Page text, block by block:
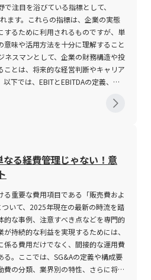
より算出され、プラスであれば企業
していると判断されます。 EVAの
表現されます。EVA = NOPAT - 投下
式が意味するのは、企業が本業で生
ら、その運用に必要な費用を差し引い
。また、別の表現として、EVAは
× 投下資本とも表すことがで
業の投資成果がより明確に評価されま
れば、真の評価はマイナスである
のように、EVAは経営戦略の見直し
意思決定において有用な指標として
が、その計算方法や実務上の適用に
。まず、EVAの算出には会計上の調
究開発費や広告宣伝費といった支出
費用として扱われることが多いです
資的な性格を持つ支出として資産計上
必要があります。このような会計処
指標の解釈に影響を与えるため、各
注目を浴びている指標として、
ます。これらの指標は、企業の実態
するために利用されるものですが、単
意味や活用方法を十分に理解すること
ネスマンとして、企業の財務構造や投
ことは、将来的な経営判断やキャリア
下では、EBITとEBITDAの定義、計
意点について、専門的かつ実践的な
金融費用や税務の影響を排除するこ
に把握することが可能となります。具
支払利息を加え、受取利息を差し引
す。 また、EBITは「イービット」
ービーアイティー」と表現されるこ
に応じて柔軟に対応すればよいとされ
Earnings Before Interest, Taxes,
」の略称であり、EBITに加えて減
却費を除外した利益となります。直訳
償却費控除前利益」となり、特に設
おいて、帳簿上の減価償却費の影響
なる経費管理じゃない！意
重要な費用項目である「販売費およ
いて、2025年現在の最新の時流を踏
的な事例、注意すべき点などを専門的
持続的な利益を実現するためには、
係る費用だけでなく、間接的な運用費
る。ここでは、SG&Aの定義や構成要
の分類、業界別の特性、さらに将来